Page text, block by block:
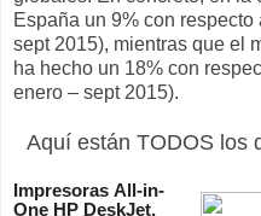
España un 9% con
sept 2015), mientras que el
ha hecho un 18% con
enero – sept 2015).
Aquí están TODOS los
Impresoras All-in-
One HP DeskJet,